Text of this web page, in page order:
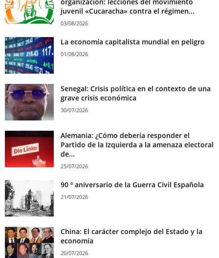
juvenil «Cucaracha» contra el régimen...
03/08/2026
La economía capitalista mundial en peligro
01/08/2026
Senegal: Crisis política en el contexto de una
grave crisis económica
30/07/2026
Alemania: ¿Cómo debería responder el
Partido de la Izquierda a la amenaza electoral
de...
25/07/2026
90 º aniversario de la Guerra Civil Española
21/07/2026
China: El carácter complejo del Estado y la
economía
20/07/2026